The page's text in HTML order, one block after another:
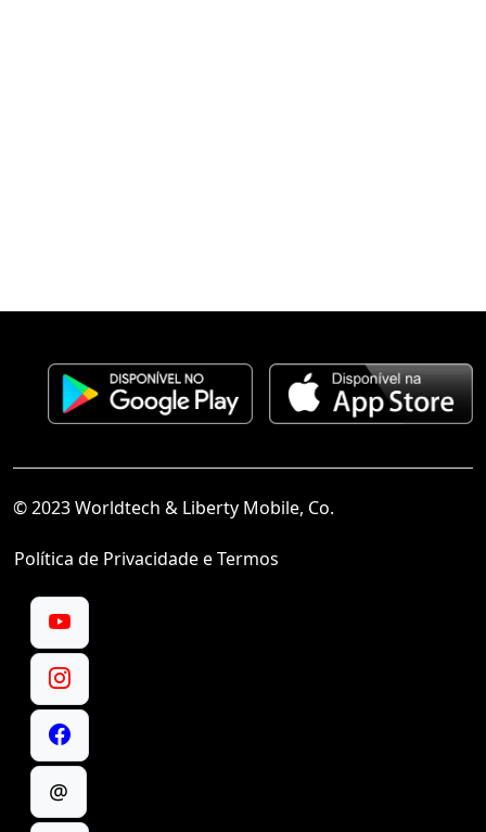
© 2023 Worldtech & Liberty Mobile, Co.
Política de Privacidade e Termos
@